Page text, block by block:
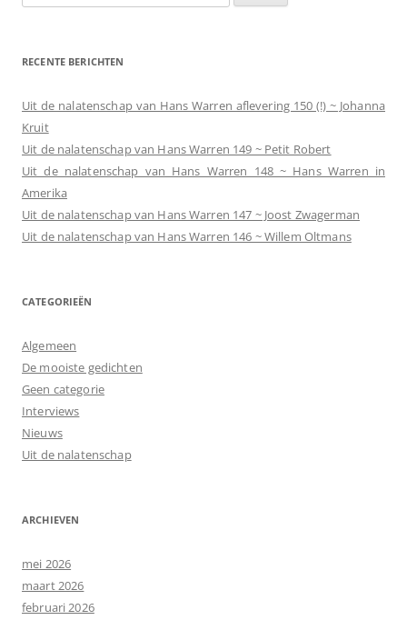
naar:
RECENTE BERICHTEN
Uit de nalatenschap van Hans Warren aflevering 150 (!) ~ Johanna
Kruit
Uit de nalatenschap van Hans Warren 149 ~ Petit Robert
Uit de nalatenschap van Hans Warren 148 ~ Hans Warren in
Amerika
Uit de nalatenschap van Hans Warren 147 ~ Joost Zwagerman
Uit de nalatenschap van Hans Warren 146 ~ Willem Oltmans
CATEGORIEËN
Algemeen
De mooiste gedichten
Geen categorie
Interviews
Nieuws
Uit de nalatenschap
ARCHIEVEN
mei 2026
maart 2026
februari 2026